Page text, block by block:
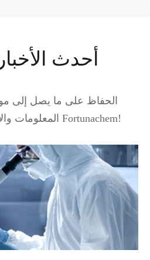
أحدث
الحفاظ على ما يصل إلى
المعلومات والأخبار والأحداث حول Fortunachem!